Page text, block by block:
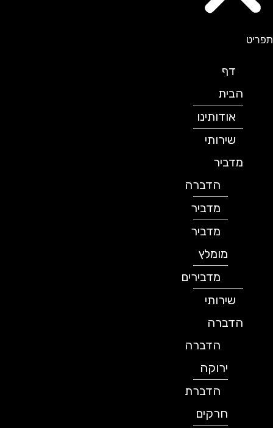
תפריט
דף
הבית
אודותינו
שירותי
מדביר
הדברה
מדביר
מדביר
מומלץ
מדבירים
שירותי
הדברה
הדברה
ירוקה
הדברת
חרקים